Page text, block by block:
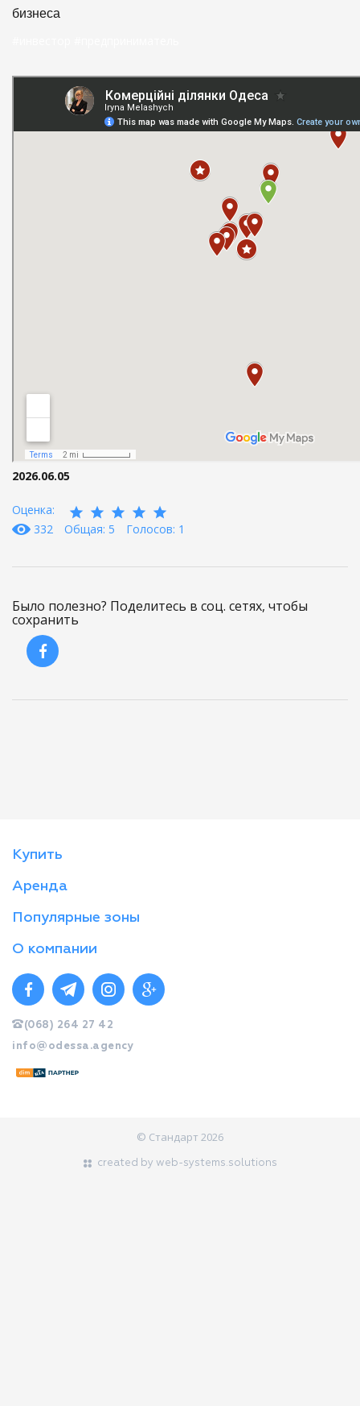
бизнеса
2026.06.05
Оценка:
332
Общая: 5 Голосов: 1
Было полезно? Поделитесь в соц. сетях, чтобы
сохранить
Купить
Аренда
Популярные зоны
О компании
(068) 264 27 42
info@odessa.agency
© Стандарт 2026
created by web-systems.solutions